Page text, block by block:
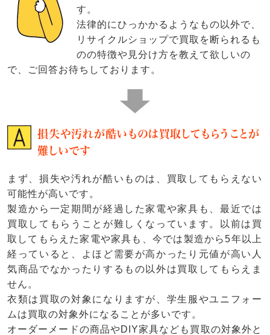
す。
法律的にひっかかるようなもの以外で、
リサイクルショップで買取を断られるも
のの特徴や見分け方を教えて欲しいの
で、ご回答お待ちしております。
損失や汚れが酷いものは買取してもらうことが
難しいです
まず、損失や汚れが酷いものは、買取してもらえない
可能性が高いです。
製造から一定期間が経過した家電や家具も、最近では
買取してもらうことが難しくなっています。以前は買
取してもらえた家電や家具も、今では製造から5年以上
経っていると、よほど需要が高かったり元値が高い人
気商品でなかったりするもの以外は買取してもらえま
せん。
衣類は買取の対象になりますが、学生服やユニフォー
ムは買取の対象外になることが多いです。
オーダーメードの商品やDIY家具なども買取の対象外と